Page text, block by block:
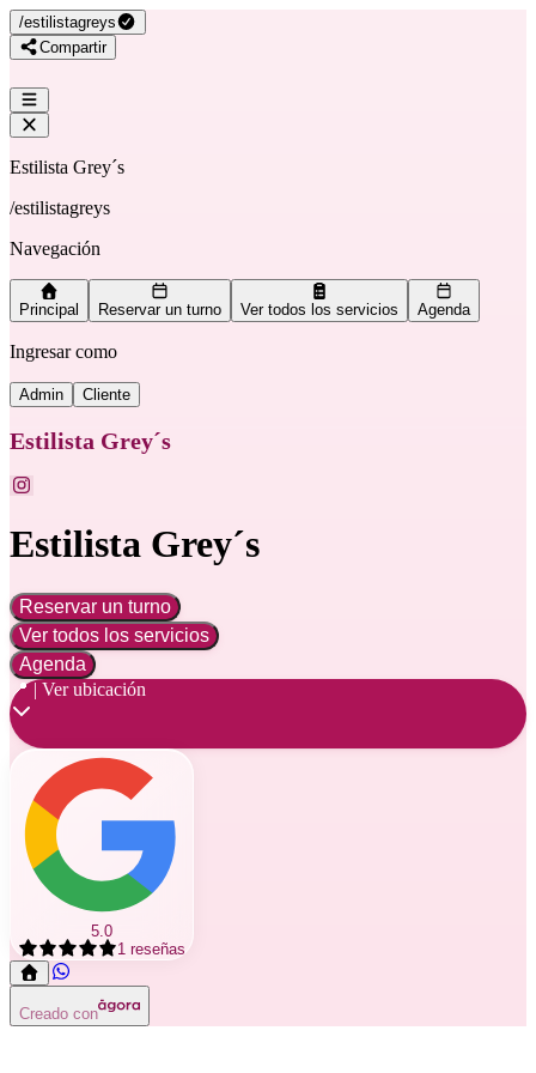
/estilistagreys
Compartir
Estilista Grey´s
/estilistagreys
Navegación
Principal Reservar un turno Ver todos los servicios Agenda
Ingresar como
Admin Cliente
Estilista Grey´s
Estilista Grey´s
Reservar un turno
Ver todos los servicios
Agenda
📍 | Ver ubicación
5.0
1 reseñas
Creado con